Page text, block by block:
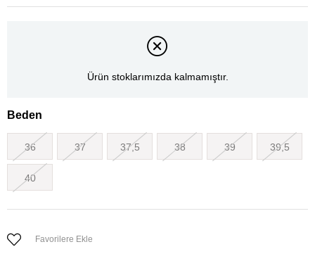
Ürün stoklarımızda kalmamıştır.
Beden
36 37 37,5 38 39 39,5
40
Favorilere Ekle